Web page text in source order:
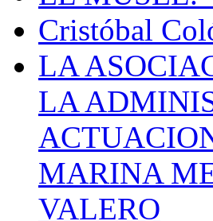
Cristóbal
LA
LA
MARINA
VALERO